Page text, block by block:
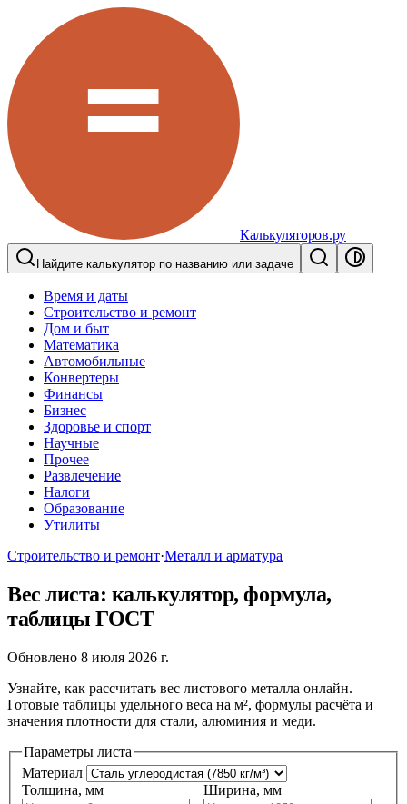
Калькуляторов.ру
Найдите калькулятор по названию или задаче
Время и даты
Строительство и ремонт
Дом и быт
Математика
Автомобильные
Конвертеры
Финансы
Бизнес
Здоровье и спорт
Научные
Прочее
Развлечение
Налоги
Образование
Утилиты
Строительство и ремонт·Металл и арматура
Вес листа: калькулятор, формула,
таблицы ГОСТ
Обновлено 8 июля 2026 г.
Узнайте, как рассчитать вес листового металла онлайн.
Готовые таблицы удельного веса на м², формулы расчёта и
значения плотности для стали, алюминия и меди.
Параметры листа
Материал
Толщина, мм
Ширина, мм